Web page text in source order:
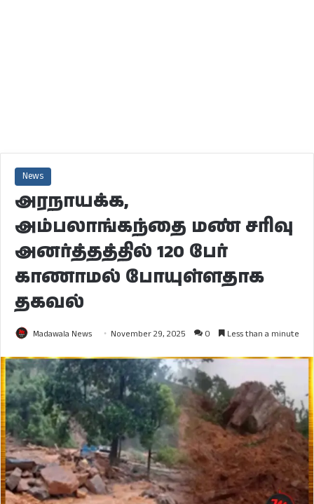
News
அரநாயக்க,
அம்பலாங்கந்தை மண் சரிவு
அனர்த்தத்தில் 120 பேர்
காணாமல் போயுள்ளதாக
தகவல்
Madawala News November 29, 2025 0 Less than a minute